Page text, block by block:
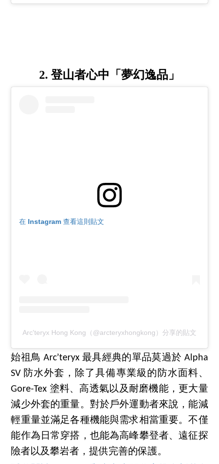
2. 登山者心中「夢幻逸品」
在 Instagram 查看這則貼文
Arc'teryx Hong Kong（@arcteryxhongkong）分享的貼文
始祖鳥 Arc’teryx 最具經典的單品莫過於 Alpha
SV 防水外套，除了具備專業級的防水面料、
Gore-Tex 塗料、高透氣以及耐磨機能，更大量
減少外套的重量。對於戶外運動者來說，能減
輕重量並滿足各種機能與需求相當重要。不僅
能作為日常穿搭，也能為高峰攀登者、遠征探
險者以及攀岩者，提供完善的保護。